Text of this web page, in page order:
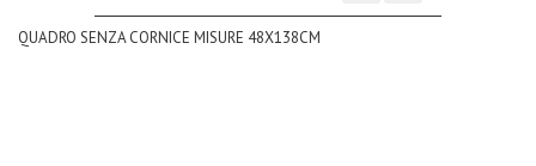
Aggiungi
QUADRO SENZA CORNICE MISURE 48X138CM